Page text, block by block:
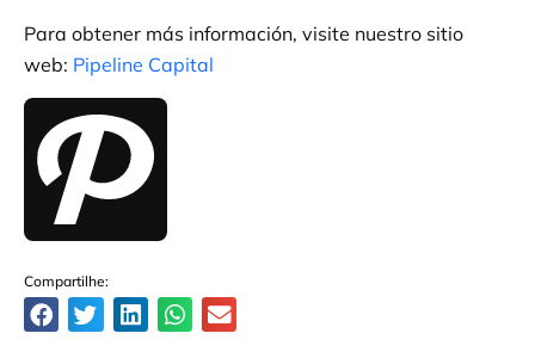
Para obtener más información, visite nuestro sitio
web: Pipeline Capital
Compartilhe: